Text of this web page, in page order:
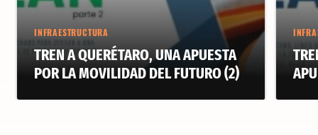
INFRAESTRUCTURA
TREN A QUERÉTARO, UNA APUESTA
POR LA MOVILIDAD DEL FUTURO (2)